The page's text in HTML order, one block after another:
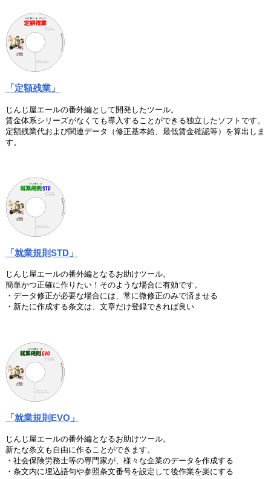
「定額残業」
じんじ屋エールの番外編として開発したツール。
賃金体系シリーズがなくても導入することができる独立したソフトです。
定額残業代および関連データ（修正基本給、最低賃金確認等）を算出しま
す。
「就業規則STD」
じんじ屋エールの番外編となるお助けツール。
簡単かつ正確に作りたい！そのような場合に有効です。
・データ修正が必要な場合には、常に微修正のみで済ませる
・新たに作成する条文は、文章だけ登録できれば良い
「就業規則EVO」
じんじ屋エールの番外編となるお助けツール。
新たな条文も自由に作ることができます。
・社会保険労務士等の専門家が、様々な企業のデータを作成する
・条文内に埋込語句や参照条文番号を設定して後作業を楽にする